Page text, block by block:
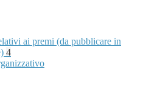
ai premi (da pubblicare in
4